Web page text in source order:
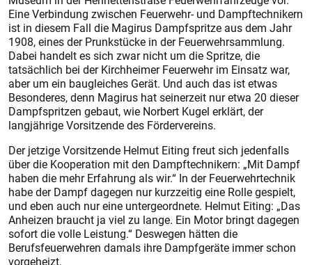
Eine Verbindung zwischen Feuerwehr- und Dampftechnikern
ist in diesem Fall die Magirus Dampfspritze aus dem Jahr
1908, eines der Prunkstücke in der Feuerwehrsammlung.
Dabei handelt es sich zwar nicht um die Spritze, die
tatsächlich bei der Kirchheimer Feuerwehr im Einsatz war,
aber um ein baugleiches Gerät. Und auch das ist etwas
Besonderes, denn Magirus hat seinerzeit nur etwa 20 dieser
Dampfspritzen gebaut, wie Norbert Kugel erklärt, der
langjährige Vorsitzende des Fördervereins.
Der jetzige Vorsitzende Helmut Eiting freut sich jedenfalls
über die Kooperation mit den Dampftechnikern: „Mit Dampf
haben die mehr Erfahrung als wir.“ In der Feuerwehrtechnik
habe der Dampf dagegen nur kurzzeitig eine Rolle gespielt,
und eben auch nur eine untergeordnete. Helmut Eiting: „Das
Anheizen braucht ja viel zu lange. Ein Motor bringt dagegen
sofort die volle Leistung.“ Deswegen hätten die
Berufsfeuerwehren damals ihre Dampfgeräte immer schon
vorgeheizt.